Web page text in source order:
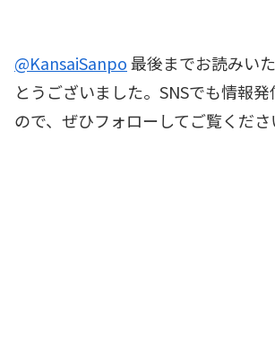
@KansaiSanpo最後までお読みい
とうございました。SNSでも情報
ので、ぜひフォローしてご覧くださ